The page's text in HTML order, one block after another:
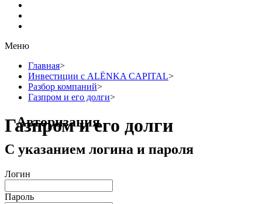
Меню
Главная>
Инвестиции с ALЁNKA CAPITAL>
Разбор компаний>
Газпром и его долги>
Газпром и его долги
Авторизация
С указанием логина и пароля
Логин
Пароль